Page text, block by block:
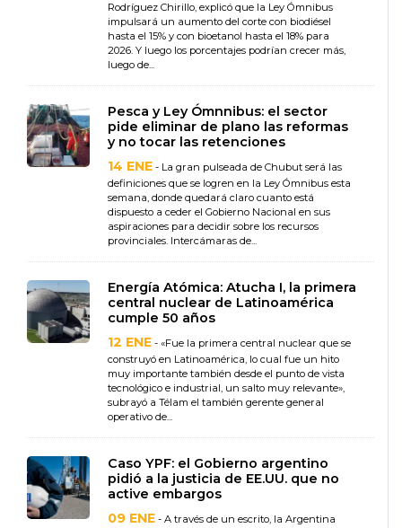
Rodríguez Chirillo, explicó que la Ley Ómnibus
impulsará un aumento del corte con biodiésel
hasta el 15% y con bioetanol hasta el 18% para
2026. Y luego los porcentajes podrían crecer más,
luego de...
Pesca y Ley Ómnnibus: el sector
pide eliminar de plano las reformas
y no tocar las retenciones
14 ENE - La gran pulseada de Chubut será las
definiciones que se logren en la Ley Ómnibus esta
semana, donde quedará claro cuanto está
dispuesto a ceder el Gobierno Nacional en sus
aspiraciones para decidir sobre los recursos
provinciales. Intercámaras de...
Energía Atómica: Atucha I, la primera
central nuclear de Latinoamérica
cumple 50 años
12 ENE - «Fue la primera central nuclear que se
construyó en Latinoamérica, lo cual fue un hito
muy importante también desde el punto de vista
tecnológico e industrial, un salto muy relevante»,
subrayó a Télam el también gerente general
operativo de...
Caso YPF: el Gobierno argentino
pidió a la justicia de EE.UU. que no
active embargos
09 ENE - A través de un escrito, la Argentina